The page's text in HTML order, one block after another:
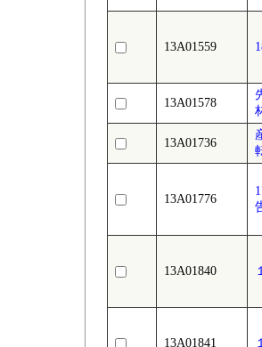
13A01559
13A01578
13A01736
13A01776
13A01840
13A01841